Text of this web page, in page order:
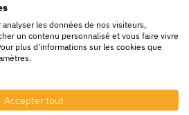
mousse
les données de nos visiteurs,
un contenu personnalisé et vous faire vivre
plus d'informations sur les cookies que
Accepter tout